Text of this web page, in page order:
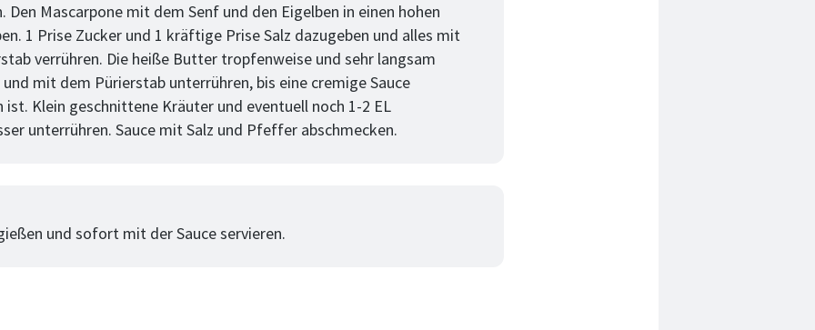
Den Mascarpone mit dem Senf und den Eigelben in einen hohen
1 Prise Zucker und 1 kräftige Prise Salz dazugeben und alles mit
verrühren. Die heiße Butter tropfenweise und sehr langsam
und mit dem Pürierstab unterrühren, bis eine cremige Sauce
ist. Klein geschnittene Kräuter und eventuell noch 1-2 EL
unterrühren. Sauce mit Salz und Pfeffer abschmecken.
und sofort mit der Sauce servieren.